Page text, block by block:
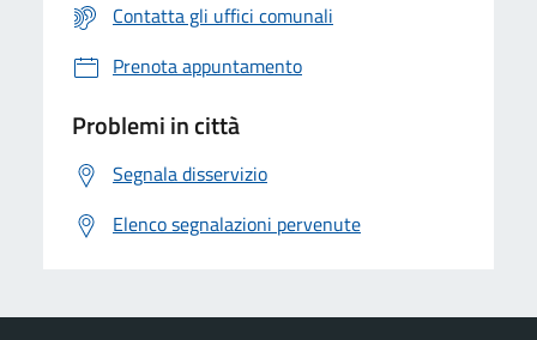
Contatta gli uffici comunali
Prenota appuntamento
Problemi in città
Segnala disservizio
Elenco segnalazioni pervenute